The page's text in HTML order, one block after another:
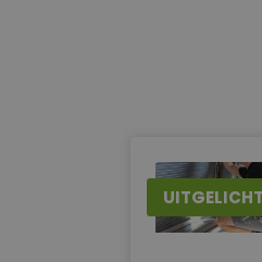
UITGELICHT